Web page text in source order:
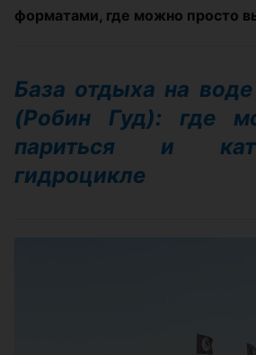
форматами, где можно просто
База отдыха на
(Робин Гуд): где
париться и
гидроцикле